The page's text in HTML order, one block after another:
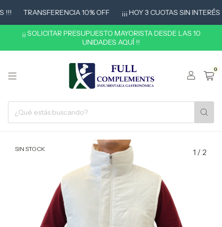
TRANSFERENCIA 10% OFF ¡¡¡ HOY 3 CUOTAS SIN INTERÉS !!!
¡¡ SOLICITAR PRESUPUESTO MAYORISTA DESDE LAS 10
UNIDADES AQUÍ !!
0
SIN STOCK 1 / 2